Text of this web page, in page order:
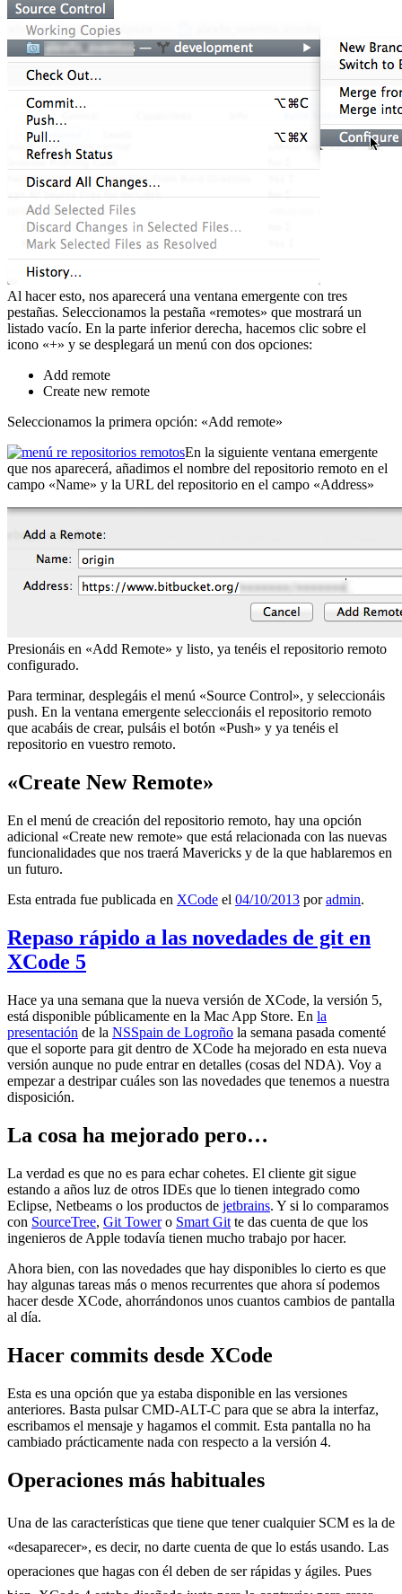
Al hacer esto, nos aparecerá una ventana emergente con tres
pestañas. Seleccionamos la pestaña «remotes» que mostrará un
listado vacío. En la parte inferior derecha, hacemos clic sobre el
icono «+» y se desplegará un menú con dos opciones:
Add remote
Create new remote
Seleccionamos la primera opción: «Add remote»
En la siguiente ventana emergente
que nos aparecerá, añadimos el nombre del repositorio remoto en el
campo «Name» y la URL del repositorio en el campo «Address»
Presionáis en «Add Remote» y listo, ya tenéis el repositorio remoto
configurado.
Para terminar, desplegáis el menú «Source Control», y seleccionáis
push. En la ventana emergente seleccionáis el repositorio remoto
que acabáis de crear, pulsáis el botón «Push» y ya tenéis el
repositorio en vuestro remoto.
«Create New Remote»
En el menú de creación del repositorio remoto, hay una opción
adicional «Create new remote» que está relacionada con las nuevas
funcionalidades que nos traerá Mavericks y de la que hablaremos en
un futuro.
Esta entrada fue publicada en XCode el 04/10/2013 poradmin.
Repaso rápido a las novedades de git en
XCode 5
Hace ya una semana que la nueva versión de XCode, la versión 5,
está disponible públicamente en la Mac App Store. En la
presentación de la NSSpain de Logroño la semana pasada comenté
que el soporte para git dentro de XCode ha mejorado en esta nueva
versión aunque no pude entrar en detalles (cosas del NDA). Voy a
empezar a destripar cuáles son las novedades que tenemos a nuestra
disposición.
La cosa ha mejorado pero…
La verdad es que no es para echar cohetes. El cliente git sigue
estando a años luz de otros IDEs que lo tienen integrado como
Eclipse, Netbeams o los productos de jetbrains. Y si lo comparamos
con SourceTree, Git Towero Smart Git te das cuenta de que los
ingenieros de Apple todavía tienen mucho trabajo por hacer.
Ahora bien, con las novedades que hay disponibles lo cierto es que
hay algunas tareas más o menos recurrentes que ahora sí podemos
hacer desde XCode, ahorrándonos unos cuantos cambios de pantalla
al día.
Hacer commits desde XCode
Esta es una opción que ya estaba disponible en las versiones
anteriores. Basta pulsar CMD-ALT-C para que se abra la interfaz,
escribamos el mensaje y hagamos el commit. Esta pantalla no ha
cambiado prácticamente nada con respecto a la versión 4.
Operaciones más habituales
Una de las características que tiene que tener cualquier SCM es la de
«desaparecer», es decir, no darte cuenta de que lo estás usando. Las
operaciones que hagas con él deben de ser rápidas y ágiles. Pues